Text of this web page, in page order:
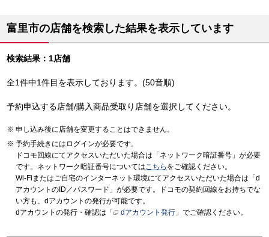
富里市の店舗を検索した結果を表示しています
検索結果：1店舗
全1件中1件目を表示しております。(50音順)
予約申込する店舗/購入商品受取り店舗を選択してください。
申し込み後に店舗を変更することはできません。
予約手続きにはログインが必要です。
ドコモ回線にてアクセスいただいた場合は「ネットワーク暗証番号」が必要
です。ネットワーク暗証番号についてはこちら をご確認ください。
Wi-Fiまたはご自宅のインターネット環境にてアクセスいただいた場合は「d
アカウントのID／パスワード」が必要です。ドコモの契約回線をお持ちでな
い方も、dアカウントの発行が可能です。
dアカウントの発行・確認は「
dアカウント発行 」でご確認ください。